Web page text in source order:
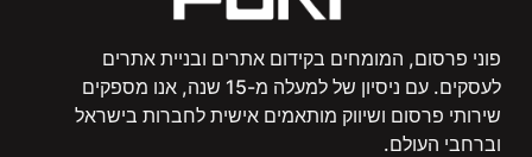
פוני פרסום, המומחים בקידום אתרים ובניית אתרים
לעסקים. עם ניסיון של למעלה מ-15 שנה, אנו מספקים
שירותי פרסום ושיווק מותאמים אישית לחברות בישראל
וברחבי העולם.